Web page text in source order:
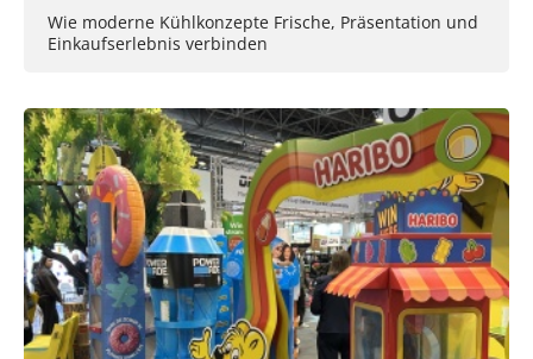
Wie moderne Kühlkonzepte Frische, Präsentation und
Einkaufserlebnis verbinden